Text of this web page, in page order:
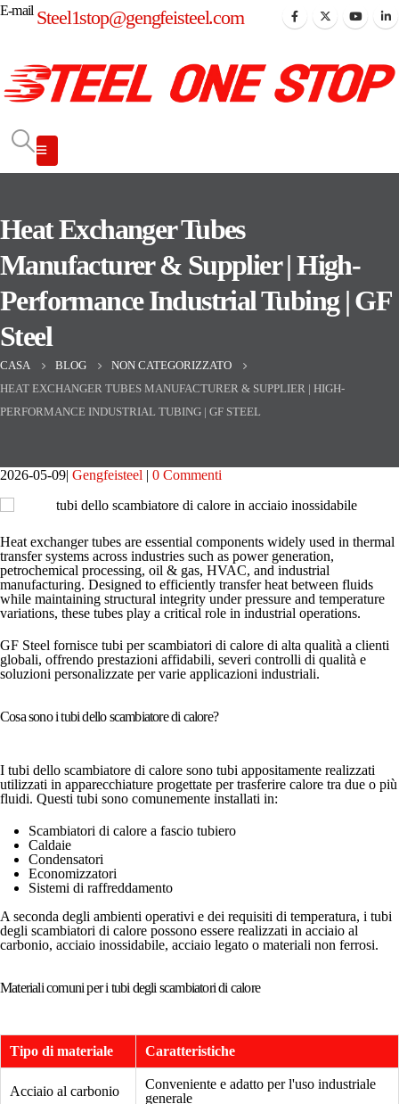
E-mail Steel1stop@gengfeisteel.com
Heat Exchanger Tubes
Manufacturer & Supplier | High-
Performance Industrial Tubing | GF
Steel
CASA BLOG
NON CATEGORIZZATO
HEAT EXCHANGER TUBES MANUFACTURER & SUPPLIER | HIGH-
PERFORMANCE INDUSTRIAL TUBING | GF STEEL
2026-05-09 Gengfeisteel 0 Commenti
Heat exchanger tubes are essential components widely used in thermal
transfer systems across industries such as power generation,
petrochemical processing, oil & gas, HVAC, and industrial
manufacturing. Designed to efficiently transfer heat between fluids
while maintaining structural integrity under pressure and temperature
variations, these tubes play a critical role in industrial operations.
GF Steel fornisce tubi per scambiatori di calore di alta qualità a clienti
globali, offrendo prestazioni affidabili, severi controlli di qualità e
soluzioni personalizzate per varie applicazioni industriali.
Cosa sono i tubi dello scambiatore di calore?
I tubi dello scambiatore di calore sono tubi appositamente realizzati
utilizzati in apparecchiature progettate per trasferire calore tra due o più
fluidi. Questi tubi sono comunemente installati in:
Scambiatori di calore a fascio tubiero
Caldaie
Condensatori
Economizzatori
Sistemi di raffreddamento
A seconda degli ambienti operativi e dei requisiti di temperatura, i tubi
degli scambiatori di calore possono essere realizzati in acciaio al
carbonio, acciaio inossidabile, acciaio legato o materiali non ferrosi.
Materiali comuni per i tubi degli scambiatori di calore
Tipo di materiale Caratteristiche
Acciaio al carbonio
Conveniente e adatto per l'uso industriale
generale